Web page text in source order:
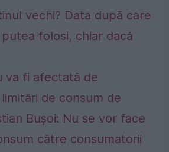
vechi? Data după care
folosi, chiar dacă
va fi afectată de
de consum de
Bușoi: Nu se vor face
către consumatorii